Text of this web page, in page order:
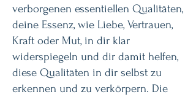
verborgenen essentiellen Qualitäten,
deine Essenz, wie Liebe, Vertrauen,
Kraft oder Mut, in dir klar
widerspiegeln und dir damit helfen,
diese Qualitäten in dir selbst zu
erkennen und zu verkörpern. Die